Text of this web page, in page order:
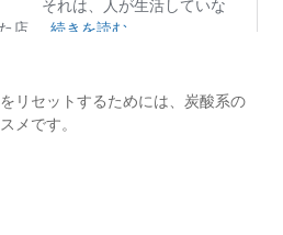
リセットするためには、炭酸系の
メです。